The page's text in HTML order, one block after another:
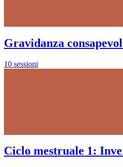
Gravidanza
10 sessioni
Ciclo mestruale 1: